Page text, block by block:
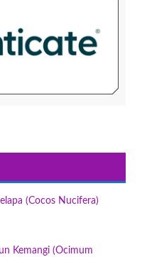
(Cocos Nucifera)
Kemangi (Ocimum